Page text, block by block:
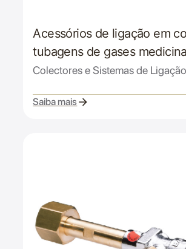
Acessórios de ligação em
tubagens de gases
Colectores e Sistemas de Ligação
Saiba mais